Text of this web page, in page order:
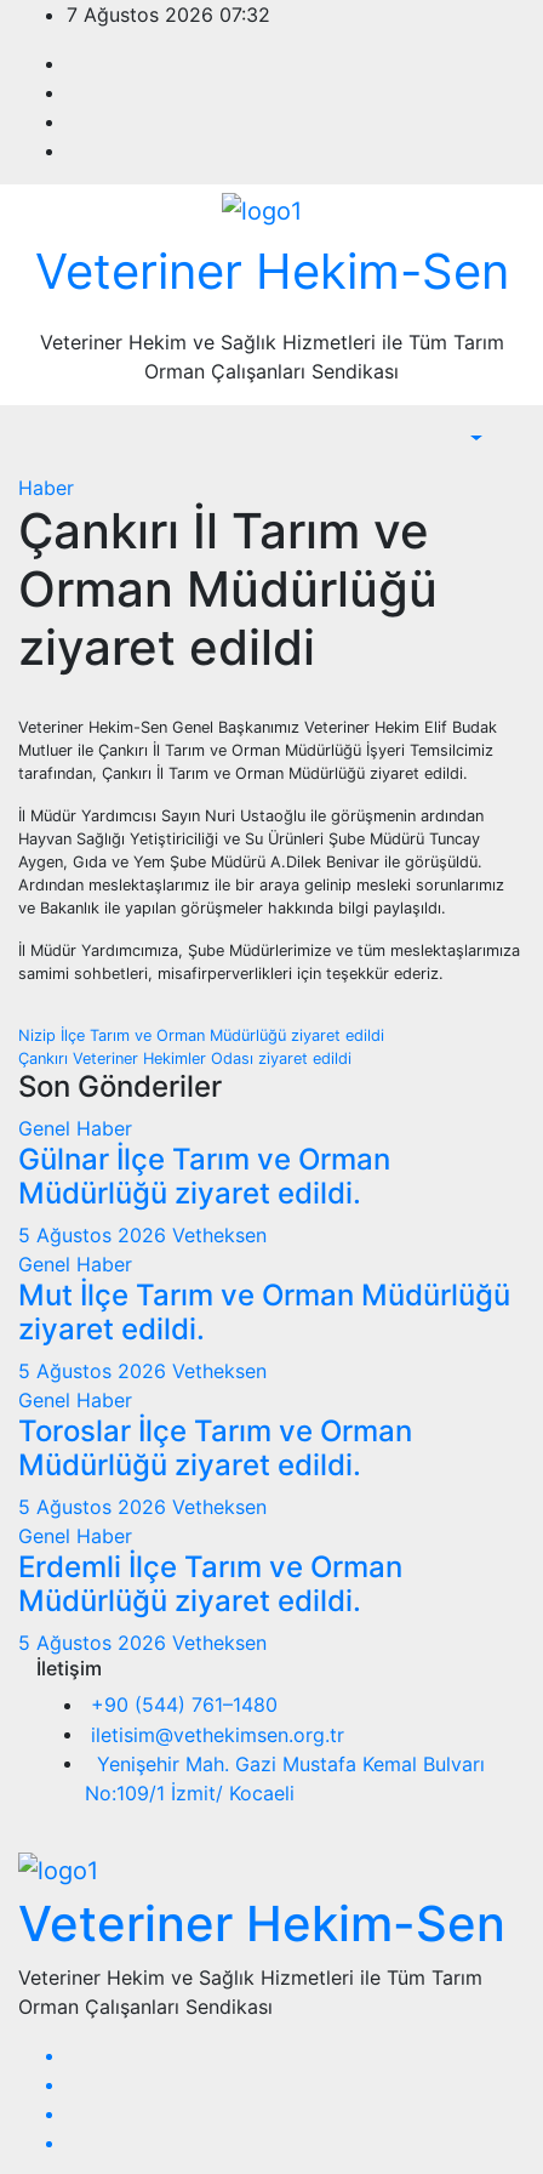
content
7 Ağustos 2026 07:32
Veteriner Hekim-Sen
Veteriner Hekim ve Sağlık Hizmetleri ile Tüm Tarım
Orman Çalışanları Sendikası
Haber
Çankırı İl Tarım ve
Orman Müdürlüğü
ziyaret edildi
Veteriner Hekim-Sen Genel Başkanımız Veteriner Hekim Elif Budak
Mutluer ile Çankırı İl Tarım ve Orman Müdürlüğü İşyeri Temsilcimiz
tarafından, Çankırı İl Tarım ve Orman Müdürlüğü ziyaret edildi.
İl Müdür Yardımcısı Sayın Nuri Ustaoğlu ile görüşmenin ardından
Hayvan Sağlığı Yetiştiriciliği ve Su Ürünleri Şube Müdürü Tuncay
Aygen, Gıda ve Yem Şube Müdürü A.Dilek Benivar ile görüşüldü.
Ardından meslektaşlarımız ile bir araya gelinip mesleki sorunlarımız
ve Bakanlık ile yapılan görüşmeler hakkında bilgi paylaşıldı.
İl Müdür Yardımcımıza, Şube Müdürlerimize ve tüm meslektaşlarımıza
samimi sohbetleri, misafirperverlikleri için teşekkür ederiz.
Yazı
gezinmesi
Nizip İlçe Tarım ve Orman Müdürlüğü ziyaret edildi
Çankırı Veteriner Hekimler Odası ziyaret edildi
Son Gönderiler
Genel Haber
Gülnar İlçe Tarım ve Orman
Müdürlüğü ziyaret edildi.
5 Ağustos 2026 Vetheksen
Genel Haber
Mut İlçe Tarım ve Orman Müdürlüğü
ziyaret edildi.
5 Ağustos 2026 Vetheksen
Genel Haber
Toroslar İlçe Tarım ve Orman
Müdürlüğü ziyaret edildi.
5 Ağustos 2026 Vetheksen
Genel Haber
Erdemli İlçe Tarım ve Orman
Müdürlüğü ziyaret edildi.
5 Ağustos 2026 Vetheksen
İletişim
+90 (544) 761–1480
iletisim@vethekimsen.org.tr
Yenişehir Mah. Gazi Mustafa Kemal Bulvarı
No:109/1 İzmit/ Kocaeli
Veteriner Hekim-Sen
Veteriner Hekim ve Sağlık Hizmetleri ile Tüm Tarım
Orman Çalışanları Sendikası